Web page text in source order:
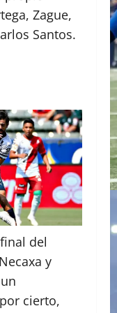
Zague,
Santos.
del
y
cierto,